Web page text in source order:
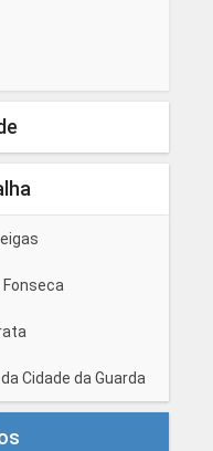
Fonseca
Cidade da Guarda